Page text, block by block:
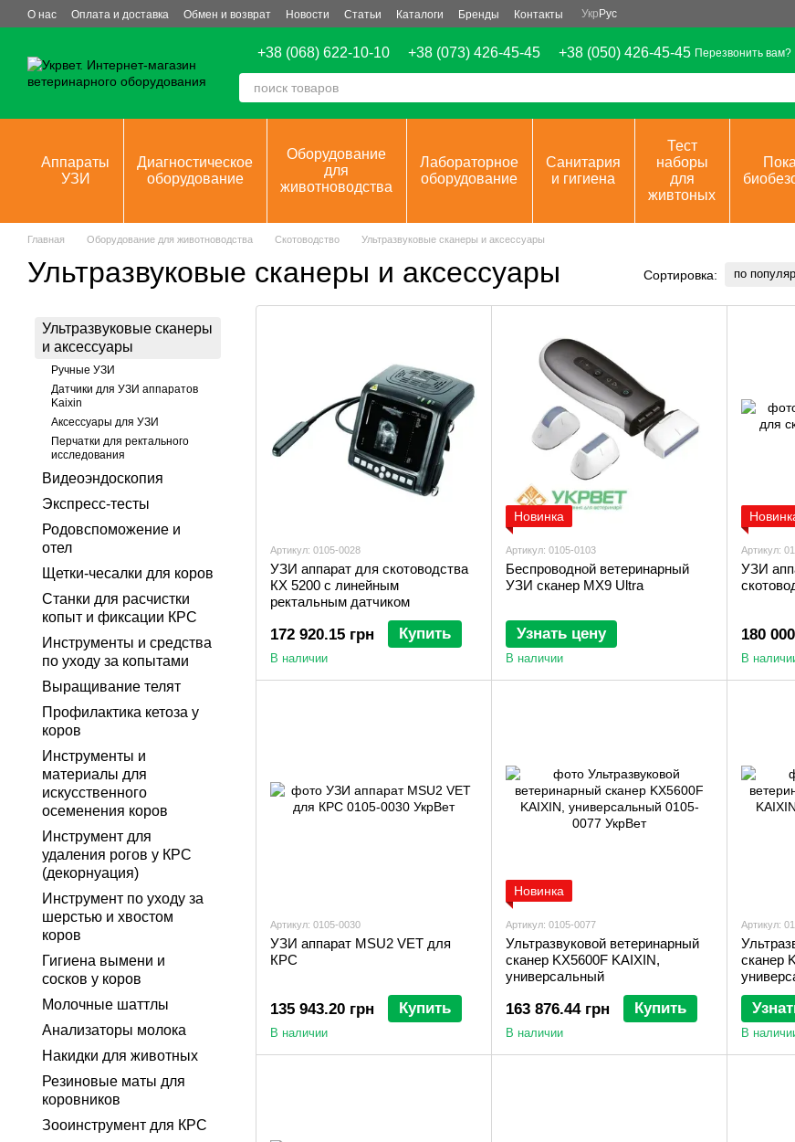
Перейти к основному контенту
О нас Оплата и доставка Обмен и возврат Новости Статьи Каталоги Бренды Контакты Укр Рус
+38 (068) 622-10-10 +38 (073) 426-45-45 +38 (050) 426-45-45 Перезвонить вам?
Аппараты
УЗИ
Диагностическое
оборудование
Оборудование
для
животноводства
Лабораторное
оборудование
Санитария
и гигиена
Тест
наборы
для
живтоных
Главная Оборудование для животноводства Скотоводство Ультразвуковые сканеры и аксессуары
Ультразвуковые сканеры и аксессуары Сортировка: по
Артикул: 0105-0028
УЗИ аппарат для скотоводства
КХ 5200 с линейным
ректальным датчиком
172 920.15 грн Купить
В наличии
Новинка
Артикул: 0105-0103
Беспроводной ветеринарный
УЗИ сканер MX9 Ultra
Узнать цену
В наличии
Артикул:
УЗИ
180
В
Артикул: 0105-0030
УЗИ аппарат MSU2 VET для
КРС
135 943.20 грн Купить
В наличии
Новинка
Артикул: 0105-0077
Ультразвуковой ветеринарный
сканер KX5600F KAIXIN,
универсальный
163 876.44 грн Купить
В наличии
Артикул:
сканер
В
Ультразвуковые сканеры
и аксессуары
Ручные УЗИ
Датчики для УЗИ аппаратов
Kaixin
Аксессуары для УЗИ
Перчатки для ректального
исследования
Видеоэндоскопия
Экспресс-тесты
Родовспоможение и
отел
Щетки-чесалки для коров
Станки для расчистки
копыт и фиксации КРС
Инструменты и средства
по уходу за копытами
Выращивание телят
Профилактика кетоза у
коров
Инструменты и
материалы для
искусственного
осеменения коров
Инструмент для
удаления рогов у КРС
(декорнуация)
Инструмент по уходу за
шерстью и хвостом
коров
Гигиена вымени и
сосков у коров
Молочные шаттлы
Анализаторы молока
Накидки для животных
Резиновые маты для
коровников
Зооинструмент для КРС